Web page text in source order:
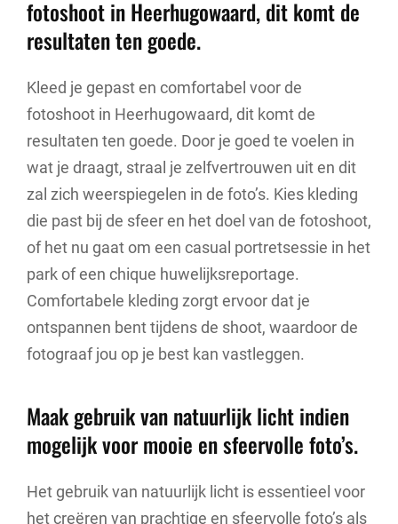
fotoshoot in Heerhugowaard, dit komt de
resultaten ten goede.
Kleed je gepast en comfortabel voor de
fotoshoot in Heerhugowaard, dit komt de
resultaten ten goede. Door je goed te voelen in
wat je draagt, straal je zelfvertrouwen uit en dit
zal zich weerspiegelen in de foto’s. Kies kleding
die past bij de sfeer en het doel van de fotoshoot,
of het nu gaat om een casual portretsessie in het
park of een chique huwelijksreportage.
Comfortabele kleding zorgt ervoor dat je
ontspannen bent tijdens de shoot, waardoor de
fotograaf jou op je best kan vastleggen.
Maak gebruik van natuurlijk licht indien
mogelijk voor mooie en sfeervolle foto’s.
Het gebruik van natuurlijk licht is essentieel voor
het creëren van prachtige en sfeervolle foto’s als